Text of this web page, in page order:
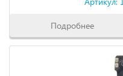
Подробнее